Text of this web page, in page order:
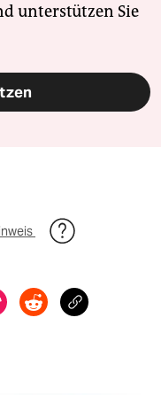
unterstützen Sie